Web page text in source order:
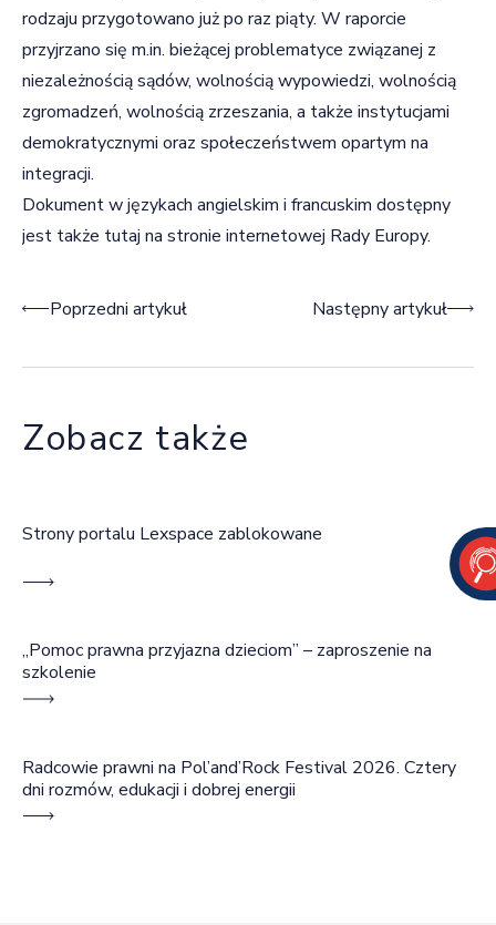
rodzaju przygotowano już po raz piąty. W raporcie
przyjrzano się m.in. bieżącej problematyce związanej z
niezależnością sądów, wolnością wypowiedzi, wolnością
zgromadzeń, wolnością zrzeszania, a także instytucjami
demokratycznymi oraz społeczeństwem opartym na
integracji.
Dokument w językach angielskim i francuskim dostępny
jest także tutaj na stronie internetowej Rady Europy.
Nawigacja wpisu
Poprzedni artykuł Następny artykuł
Zobacz także
Strony portalu Lexspace zablokowane
„Pomoc prawna przyjazna dzieciom” – zaproszenie na
szkolenie
Radcowie prawni na Pol’and’Rock Festival 2026. Cztery
dni rozmów, edukacji i dobrej energii